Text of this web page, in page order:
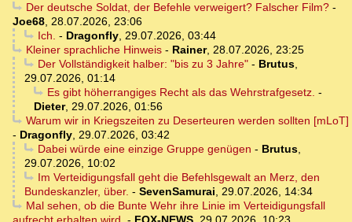
Der deutsche Soldat, der Befehle verweigert? Falscher Film?-
Joe68, 28.07.2026, 23:06
Ich. - Dragonfly, 29.07.2026, 03:44
Kleiner sprachliche Hinweis- Rainer, 28.07.2026, 23:25
Der Vollständigkeit halber: "bis zu 3 Jahre"- Brutus,
29.07.2026, 01:14
Es gibt höherrangiges Recht als das Wehrstrafgesetz. -
Dieter, 29.07.2026, 01:56
Warum wir in Kriegszeiten zu Deserteuren werden sollten [mLoT]
- Dragonfly, 29.07.2026, 03:42
Dabei würde eine einzige Gruppe genügen - Brutus,
29.07.2026, 10:02
Im Verteidigungsfall geht die Befehlsgewalt an Merz, den
Bundeskanzler, über. - SevenSamurai, 29.07.2026, 14:34
Mal sehen, ob die Bunte Wehr ihre Linie im Verteidigungsfall